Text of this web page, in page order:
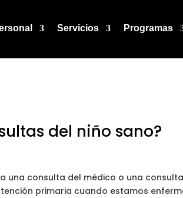
Servicios Programas
del niño sano?
una consulta del médico o una
primaria cuando estamos